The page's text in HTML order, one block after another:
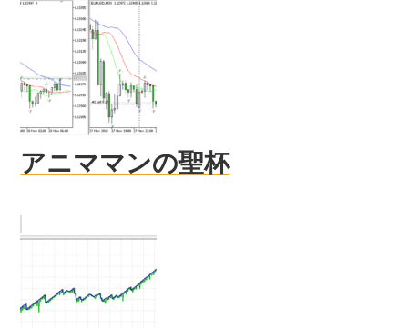
アニママンの聖杯